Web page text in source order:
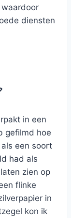
diensten
in een
gefilmd hoe
een soort
had als
zien op
flinke
in
kon ik